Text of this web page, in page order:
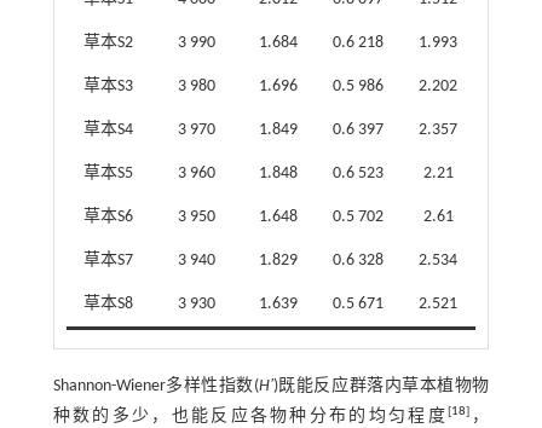
草本S2 3 990 1.684 0.6 218 1.993
草本S3 3 980 1.696 0.5 986 2.202
草本S4 3 970 1.849 0.6 397 2.357
草本S5 3 960 1.848 0.6 523 2.21
草本S6 3 950 1.648 0.5 702 2.61
草本S7 3 940 1.829 0.6 328 2.534
草本S8 3 930 1.639 0.5 671 2.521
Shannon-Wiener多样性指数(H′)既能反应群落内草本植物物
种数的多少，也能反应各物种分布的均匀程度[18] ，